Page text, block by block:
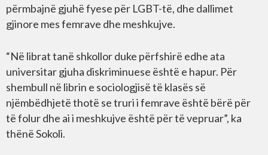
përmbajnë gjuhë fyese për LGBT-të, dhe dallimet
gjinore mes femrave dhe meshkujve.
“Në librat tanë shkollor duke përfshirë edhe ata
universitar gjuha diskriminuese është e hapur. Për
shembull në librin e sociologjisë të klasës së
njëmbëdhjetë thotë se truri i femrave është bërë për
të folur dhe ai i meshkujve është për të vepruar”, ka
thënë Sokoli.